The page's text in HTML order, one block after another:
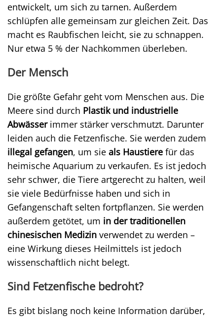
entwickelt, um sich zu tarnen. Außerdem
schlüpfen alle gemeinsam zur gleichen Zeit. Das
macht es Raubfischen leicht, sie zu schnappen.
Nur etwa 5 % der Nachkommen überleben.
Der Mensch
Die größte Gefahr geht vom Menschen aus. Die
Meere sind durch Plastik und industrielle
Abwässerimmer stärker verschmutzt. Darunter
leiden auch die Fetzenfische. Sie werden zudem
illegal gefangen, um sie als Haustiere für das
heimische Aquarium zu verkaufen. Es ist jedoch
sehr schwer, die Tiere artgerecht zu halten, weil
sie viele Bedürfnisse haben und sich in
Gefangenschaft selten fortpflanzen. Sie werden
außerdem getötet, um in der traditionellen
chinesischen Medizin verwendet zu werden –
eine Wirkung dieses Heilmittels ist jedoch
wissenschaftlich nicht belegt.
Sind Fetzenfische bedroht?
Es gibt bislang noch keine Information darüber,